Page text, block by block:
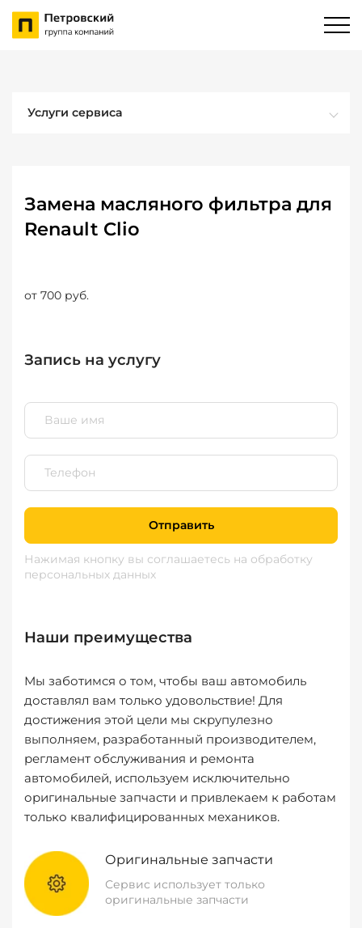
Услуги сервиса
Замена масляного фильтра для
Renault Clio
от 700 руб.
Запись на услугу
Отправить
Нажимая кнопку вы соглашаетесь на обработку
персональных данных
Наши преимущества
Мы заботимся о том, чтобы ваш автомобиль
доставлял вам только удовольствие! Для
достижения этой цели мы скрупулезно
выполняем, разработанный производителем,
регламент обслуживания и ремонта
автомобилей, используем исключительно
оригинальные запчасти и привлекаем к работам
только квалифицированных механиков.
Оригинальные запчасти
Сервис использует только
оригинальные запчасти